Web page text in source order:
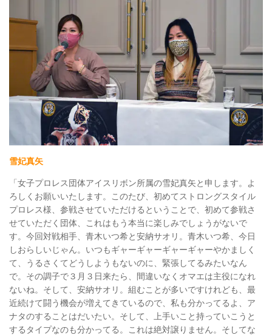
雪妃真矢
「女子プロレス団体アイスリボン所属の雪妃真矢と申します。よ
ろしくお願いいたします。このたび、初めてストロングスタイル
プロレス様、参戦させていただけるということで、初めて参戦さ
せていただく団体、これはもう本当に楽しみでしょうがないで
す。今回対戦相手、青木いつ希と安納サオリ。青木いつ希、今日
しおらしいじゃん。いつもギャーギャーギャーギャーやかましく
て、うるさくてどうしようもないのに、緊張してるみたいなん
で。その調子で３月３日来たら、間違いなくオマエは主役になれ
ないね。そして、安納サオリ。組むことが多いですけれども、最
近続けて闘う機会が増えてきているので、私も分かってるよ、ア
ナタのすることはだいたい。そして、上手いこと持っていこうと
するタイプなのも分かってる。これは絶対譲りません。そしてな